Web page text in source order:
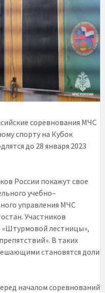
соревнования МЧС
спорту на Кубок
до 28 января 2023
России покажут свое
учебно–
управления МЧС
Участников
лестницы»,
В таких
становятся доли
началом соревнований